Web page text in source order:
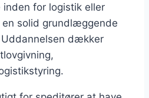
for logistik eller
solid grundlæggende
dækker